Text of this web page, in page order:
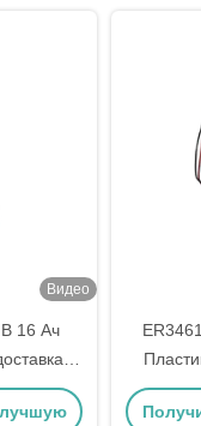
Видео
16 Ач